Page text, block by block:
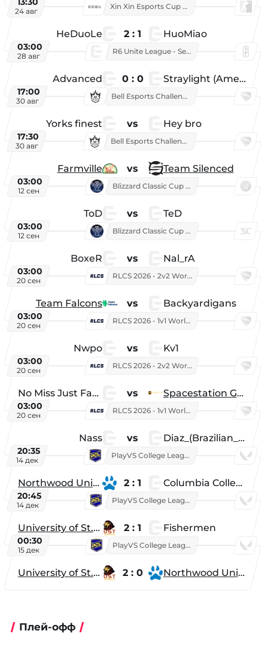
24 авг
Xin Xin Esports Cup 2026
HeDuoLe 2 : 1 HuoMiao
03:00
28 авг
R6 Unite League - Season 1
Advanced 0 : 0 Straylight (American team)
17:00
30 авг
Bell Esports Challenge 2026
Yorks finest vs Hey bro
17:30
30 авг
Bell Esports Challenge 2026
Farmville vs Team Silenced
03:00
12 сен
Blizzard Classic Cup 2026
ToD vs TeD
03:00
12 сен
Blizzard Classic Cup 2026
BoxeR vs Nal_rA
03:00
20 сен
RLCS 2026 - 2v2 World Championship
Team Falcons vs Backyardigans
03:00
20 сен
RLCS 2026 - 1v1 World Championship
Nwpo vs Kv1
03:00
20 сен
RLCS 2026 - 2v2 World Championship
No Miss Just Fake vs Spacestation Gaming
03:00
20 сен
RLCS 2026 - 1v1 World Championship
Nass vs Diaz_(Brazilian_Player)
20:35
14 дек
PlayVS College League 2025: Fall
Northwood University 2 : 1 Columbia College
20:45
14 дек
PlayVS College League 2025: Fall
University of St. Thomas 2 : 1 Fishermen
00:30
15 дек
PlayVS College League 2025: Fall
University of St. Thomas 2 : 0 Northwood University
Плей-офф